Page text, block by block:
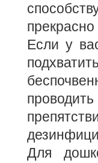
Если у
Для